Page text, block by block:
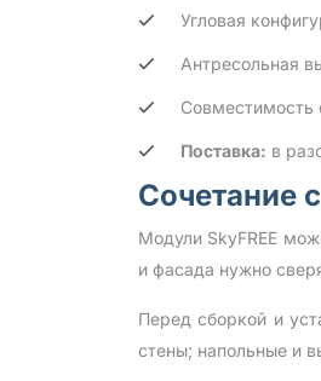
Угловая
Антресольная
Совместимость
Поставка: в
Сочетание
Модули SkyFREE
и фасада нужно
Перед сборкой и
стены; напольные и